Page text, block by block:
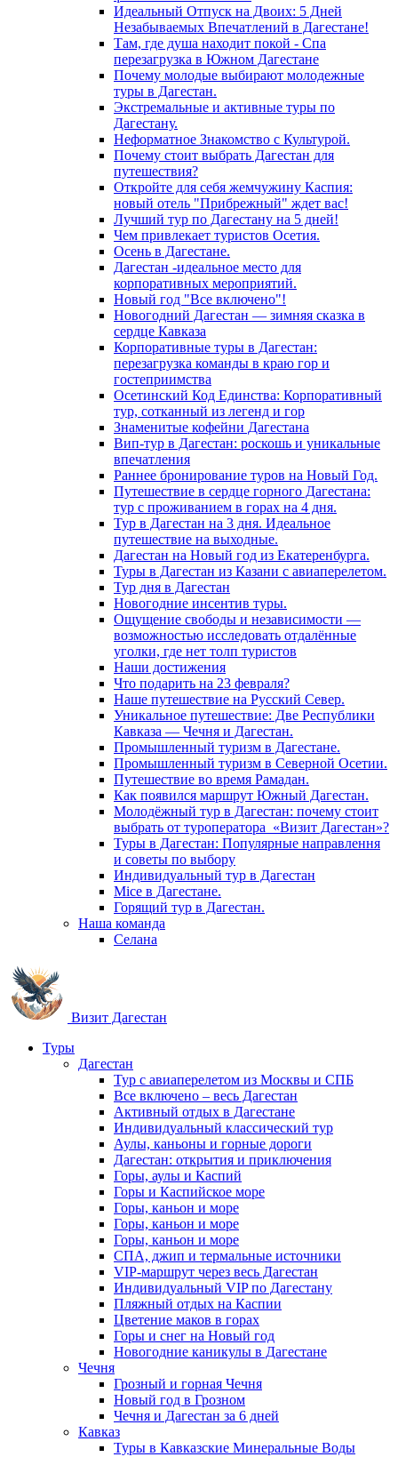
Идеальный Отпуск на Двоих: 5 Дней
Незабываемых Впечатлений в Дагестане!
Там, где душа находит покой - Спа
перезагрузка в Южном Дагестане
Почему молодые выбирают молодежные
туры в Дагестан.
Экстремальные и активные туры по
Дагестану.
Неформатное Знакомство с Культурой.
Почему стоит выбрать Дагестан для
путешествия?
Откройте для себя жемчужину Каспия:
новый отель "Прибрежный" ждет вас!
Лучший тур по Дагестану на 5 дней!
Чем привлекает туристов Осетия.
Осень в Дагестане.
Дагестан -идеальное место для
корпоративных мероприятий.
Новый год "Все включено"!
Новогодний Дагестан — зимняя сказка в
сердце Кавказа
Корпоративные туры в Дагестан:
перезагрузка команды в краю гор и
гостеприимства
Осетинский Код Единства: Корпоративный
тур, сотканный из легенд и гор
Знаменитые кофейни Дагестана
Вип-тур в Дагестан: роскошь и уникальные
впечатления
Раннее бронирование туров на Новый Год.
Путешествие в сердце горного Дагестана:
тур с проживанием в горах на 4 дня.
Тур в Дагестан на 3 дня. Идеальное
путешествие на выходные.
Дагестан на Новый год из Екатеренбурга.
Туры в Дагестан из Казани с авиаперелетом.
Тур дня в Дагестан
Новогодние инсентив туры.
Ощущение свободы и независимости —
возможностью исследовать отдалённые
уголки, где нет толп туристов
Наши достижения
Что подарить на 23 февраля?
Наше путешествие на Русский Север.
Уникальное путешествие: Две Республики
Кавказа — Чечня и Дагестан.
Промышленный туризм в Дагестане.
Промышленный туризм в Северной Осетии.
Путешествие во время Рамадан.
Как появился маршрут Южный Дагестан.
Молодёжный тур в Дагестан: почему стоит
выбрать от туроператора «Визит Дагестан»?
Туры в Дагестан: Популярные направлення
и советы по выбору
Индивидуальный тур в Дагестан
Mice в Дагестане.
Горящий тур в Дагестан.
Наша команда
Селана
Визит Дагестан
Туры
Дагестан
Тур с авиаперелетом из Москвы и СПБ
Все включено – весь Дагестан
Активный отдых в Дагестане
Индивидуальный классический тур
Аулы, каньоны и горные дороги
Дагестан: открытия и приключения
Горы, аулы и Каспий
Горы и Каспийское море
Горы, каньон и море
Горы, каньон и море
Горы, каньон и море
СПА, джип и термальные источники
VIP-маршрут через весь Дагестан
Индивидуальный VIP по Дагестану
Пляжный отдых на Каспии
Цветение маков в горах
Горы и снег на Новый год
Новогодние каникулы в Дагестане
Чечня
Грозный и горная Чечня
Новый год в Грозном
Чечня и Дагестан за 6 дней
Кавказ
Туры в Кавказские Минеральные Воды